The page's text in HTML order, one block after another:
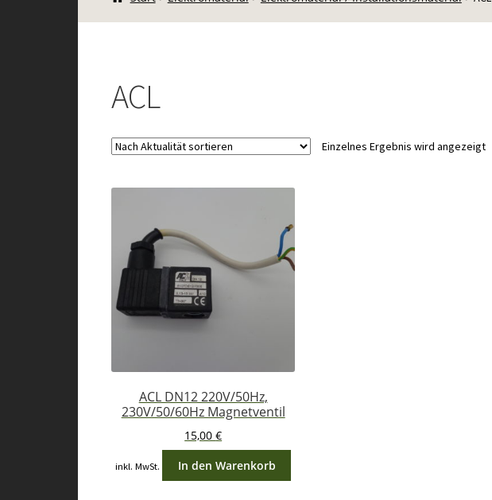
ACL
Einzelnes Ergebnis wird angezeigt
ACL DN12 220V/50Hz,
230V/50/60Hz Magnetventil
15,00€
inkl. MwSt. In den Warenkorb